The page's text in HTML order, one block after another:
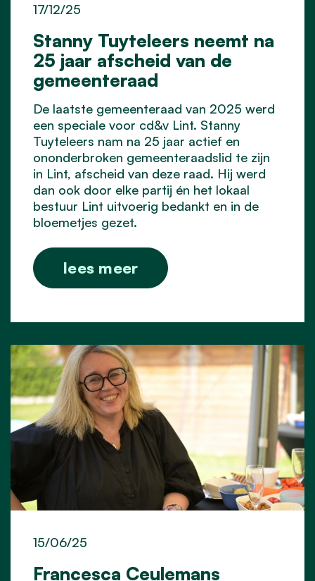
Stanny Tuyteleers neemt na
25 jaar afscheid van de
gemeenteraad
17/12/25
De laatste gemeenteraad van 2025 werd
een speciale voor cd&v Lint. Stanny
Tuyteleers nam na 25 jaar actief en
ononderbroken gemeenteraadslid te zijn
in Lint, afscheid van deze raad. Hij werd
dan ook door elke partij én het lokaal
bestuur Lint uitvoerig bedankt en in de
bloemetjes gezet.
lees meer
Francesca Ceulemans
15/06/25